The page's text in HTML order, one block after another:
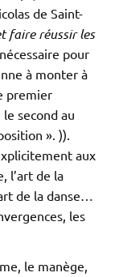
de Saint-
faire réussir les
pour
à monter à
premier
second au
». )).
aux
l’art de la
de la danse…
les
le manège,